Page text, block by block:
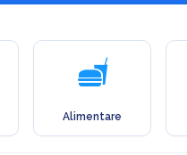
Alimentare